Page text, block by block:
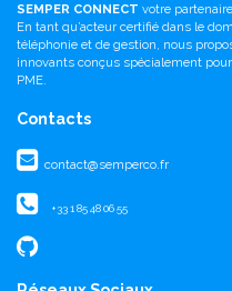
SEMPER CONNECT votre
En tant qu’acteur certifié dans le
téléphonie et de gestion, nous
innovants conçus spécialement
PME.
Contacts
contact@semperco.fr
+33 1 85 48 06 55